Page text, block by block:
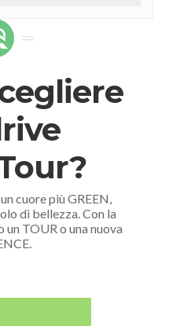
cuore più GREEN,
di bellezza. Con la
TOUR o una nuova